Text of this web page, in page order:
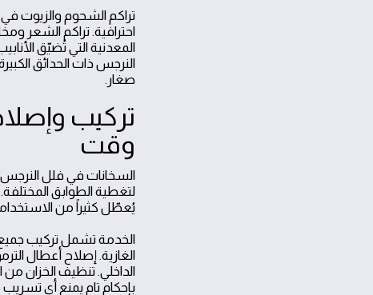
تراكم الشحوم والزيوت
احترافية. تراكم الشعر
المعدنية التي تُضيّق
النرجس ذات الحدائق
صغار.
تركيب
وقت
السخانات في فلل النرجس
لتغطية الطوابق
يُعطّل كثيراً من
الخدمة تشمل تركيب جميع
الغازية. إصلاح أعطال
الداخلي. تنظيف الخزان
بإحكام تام يمنع أي